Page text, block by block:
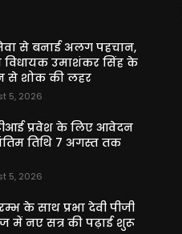
से बनाई अलग पहचान,
विधायक उमाशंकर सिंह के
से शोक की लहर
5, 2026
प्रवेश के लिए आवेदन
तिथि 7 अगस्त तक
5, 2026
के साथ प्रभा देवी पीजी
में नए सत्र की पढ़ाई शुरू